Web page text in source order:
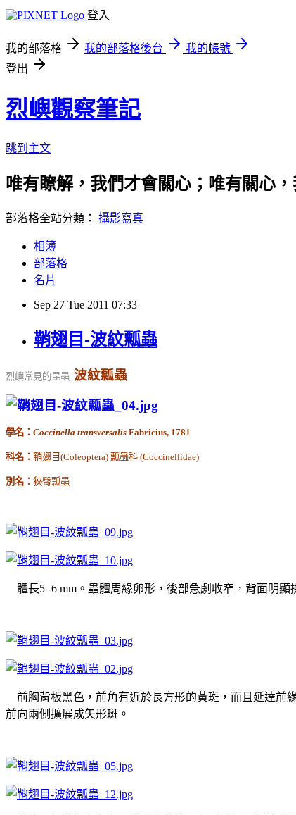
登入
我的部落格 我的部落格後台
我的帳號
登出
烈嶼觀察筆記
跳到主文
唯有瞭解，我們才會關心；唯有關心
部落格全站分類： 攝影寫真
相簿
部落格
名片
Sep 27 Tue 2011 07:33
鞘翅目-波紋瓢蟲
烈嶼常見的昆蟲 波紋瓢蟲
學名： Coccinella transversalis Fabricius,
科名： 鞘翅目(Coleoptera) 瓢蟲科 (Coccinellidae)
別名： 狹臀瓢蟲
體長5 -6 mm。蟲體周緣卵形，後部急劇收窄，背面明顯
前胸背板黑色，前角有近於長方形的黃斑，而且延達前
前向兩側擴展成矢形斑。